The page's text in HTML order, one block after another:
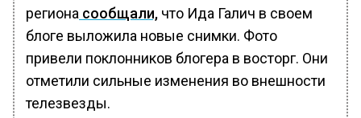
региона сообщали, что Ида Галич в своем
блоге выложила новые снимки. Фото
привели поклонников блогера в восторг. Они
отметили сильные изменения во внешности
телезвезды.